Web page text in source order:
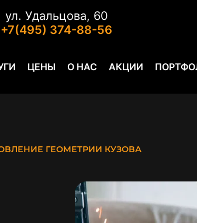
ул. Удальцова, 60
+7(495) 374-88-56
ЦЕНЫ О НАС АКЦИИ
ГЕОМЕТРИИ КУЗОВА